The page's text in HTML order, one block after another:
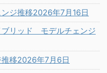
ジ推移2026年7月16日
ブリッド モデルチェンジ
推移2026年7月6日